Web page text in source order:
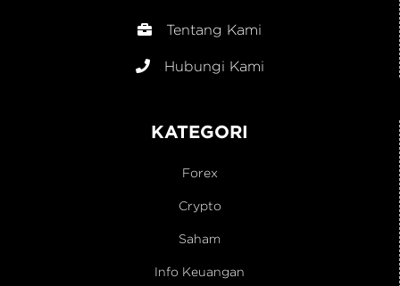
Tentang Kami
Hubungi Kami
KATEGORI
Forex
Crypto
Saham
Info Keuangan